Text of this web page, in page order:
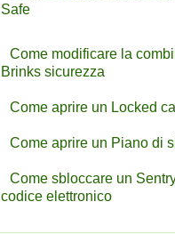
Safe
Come modificare la
Brinks sicurezza
Come aprire un Locked
Come aprire un Piano di
Come sbloccare un
codice elettronico